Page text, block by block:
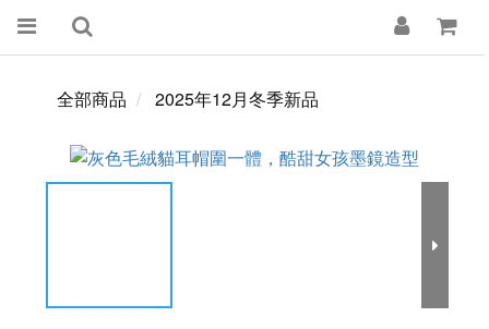
全部商品 2025年12月冬季新品